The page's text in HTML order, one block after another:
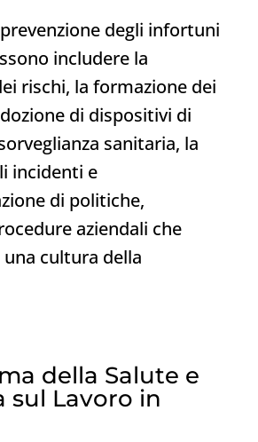
degli infortuni
includere la
rischi, la formazione dei
di dispositivi di
sanitaria, la
incidenti e
di politiche,
aziendali che
cultura della
della Salute e
sul Lavoro in